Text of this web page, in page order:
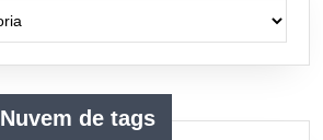
Nuvem de tags